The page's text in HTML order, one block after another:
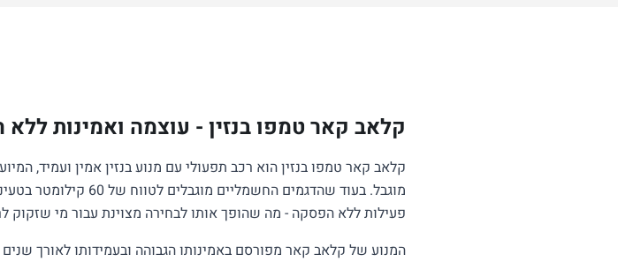
קלאב קאר טמפו בנזין - עוצמה ואמינות ללא
קלאב קאר טמפו בנזין הוא רכב תפעולי עם מנוע בנזין אמין ועמיד,
מוגבל. בעוד שהדגמים
פעילות ללא הפסקה - מה שהופך אותו לבחירה מצוינת עבור מי שזקוק
המנוע של קלאב קאר מפורסם באמינותו הגבוהה ובעמידותו לאורך